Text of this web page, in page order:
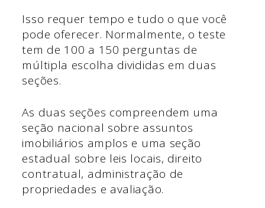
Isso requer tempo e tudo o que você
pode oferecer. Normalmente, o teste
tem de 100 a 150 perguntas de
múltipla escolha divididas em duas
seções.
As duas seções compreendem uma
seção nacional sobre assuntos
imobiliários amplos e uma seção
estadual sobre leis locais, direito
contratual, administração de
propriedades e avaliação.